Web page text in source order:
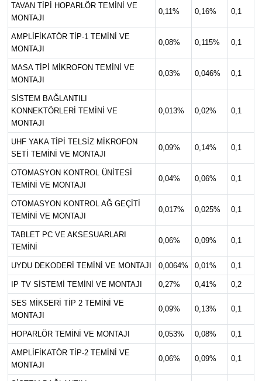
TAVAN TİPİ HOPARLÖR TEMİNİ VE
MONTAJI
0,11% 0,16% 0,1
AMPLİFİKATÖR TİP-1 TEMİNİ VE
MONTAJI
0,08% 0,115% 0,1
MASA TİPİ MİKROFON TEMİNİ VE
MONTAJI
0,03% 0,046% 0,1
SİSTEM BAĞLANTILI
KONNEKTÖRLERİ TEMİNİ VE
MONTAJI
0,013% 0,02% 0,1
UHF YAKA TİPİ TELSİZ MİKROFON
SETİ TEMİNİ VE MONTAJI
0,09% 0,14% 0,1
OTOMASYON KONTROL ÜNİTESİ
TEMİNİ VE MONTAJI
0,04% 0,06% 0,1
OTOMASYON KONTROL AĞ GEÇİTİ
TEMİNİ VE MONTAJI
0,017% 0,025% 0,1
TABLET PC VE AKSESUARLARI
TEMİNİ
0,06% 0,09% 0,1
UYDU DEKODERİ TEMİNİ VE MONTAJI 0,0064% 0,01% 0,1
IP TV SİSTEMİ TEMİNİ VE MONTAJI 0,27% 0,41% 0,2
SES MİKSERİ TİP 2 TEMİNİ VE
MONTAJI
0,09% 0,13% 0,1
HOPARLÖR TEMİNİ VE MONTAJI 0,053% 0,08% 0,1
AMPLİFİKATÖR TİP-2 TEMİNİ VE
MONTAJI
0,06% 0,09% 0,1